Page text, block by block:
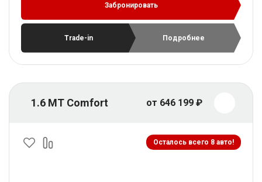
Забронировать
Trade-in Подробнее
1.6 MT Comfort от 646 199 ₽
Осталось всего 8 авто!